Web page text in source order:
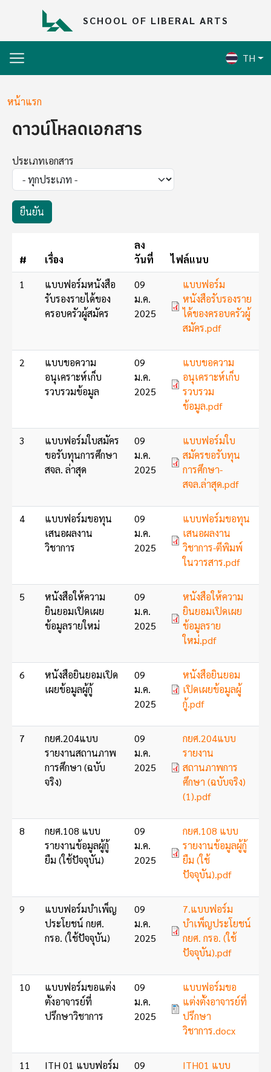
SCHOOL OF LIBERAL ARTS
TH
Breadcrumb
หน้าแรก
ดาวน์โหลดเอกสาร
ประเภทเอกสาร
# เรื่อง
ลง
วันที่
ไฟล์แนบ
1
แบบฟอร์มหนังสือ
รับรองรายได้ของ
ครอบครัวผู้สมัคร
09
ม.ค.
2025
Document
แบบฟอร์ม
หนังสือรับรองราย
ได้ของครอบครัวผู้
สมัคร.pdf
2
แบบขอความ
อนุเคราะห์เก็บ
รวบรวมข้อมูล
09
ม.ค.
2025
Document
แบบขอความ
อนุเคราะห์เก็บ
รวบรวม
ข้อมูล.pdf
3
แบบฟอร์มใบสมัคร
ขอรับทุนการศึกษา
สจล. ล่าสุด
09
ม.ค.
2025
Document
แบบฟอร์มใบ
สมัครขอรับทุน
การศึกษา-
สจล.ล่าสุด.pdf
4
แบบฟอร์มขอทุน
เสนอผลงาน
วิชาการ
09
ม.ค.
2025
Document
แบบฟอร์มขอทุน
เสนอผลงาน
วิชาการ-ตีพิมพ์
ในวารสาร.pdf
5
หนังสือให้ความ
ยินยอมเปิดเผย
ข้อมูลรายใหม่
09
ม.ค.
2025
Document
หนังสือให้ความ
ยินยอมเปิดเผย
ข้อมูลราย
ใหม่.pdf
6
หนังสือยินยอมเปิด
เผยข้อมูลผู้กู้
09
ม.ค.
2025
Document
หนังสือยินยอม
เปิดเผยข้อมูลผู้
กู้.pdf
7
กยศ.204แบบ
รายงานสถานภาพ
การศึกษา (ฉบับ
จริง)
09
ม.ค.
2025
Document
กยศ.204แบบ
รายงาน
สถานภาพการ
ศึกษา (ฉบับจริง)
(1).pdf
8
กยศ.108 แบบ
รายงานข้อมูลผู้กู้
ยืม (ใช้ปัจจุบัน)
09
ม.ค.
2025
Document
กยศ.108 แบบ
รายงานข้อมูลผู้กู้
ยืม (ใช้
ปัจจุบัน).pdf
9
แบบฟอร์มบำเพ็ญ
ประโยชน์ กยศ.
กรอ. (ใช้ปัจจุบัน)
09
ม.ค.
2025
Document
7.แบบฟอร์ม
บำเพ็ญประโยชน์
กยศ. กรอ. (ใช้
ปัจจุบัน).pdf
10
แบบฟอร์มขอแต่ง
ตั้งอาจารย์ที่
ปรึกษาวิชาการ
09
ม.ค.
2025
Document
แบบฟอร์มขอ
แต่งตั้งอาจารย์ที่
ปรึกษา
วิชาการ.docx
11
ITH 01 แบบฟอร์ม
09
Document
ITH01 แบบ